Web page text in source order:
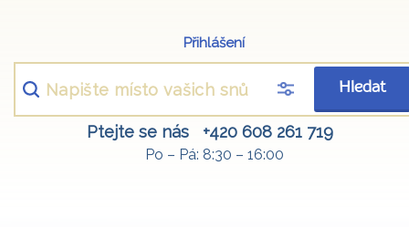
Přihlášení
Hledat
Ptejte se nás +420 608 261 719
Po – Pá: 8:30 – 16:00